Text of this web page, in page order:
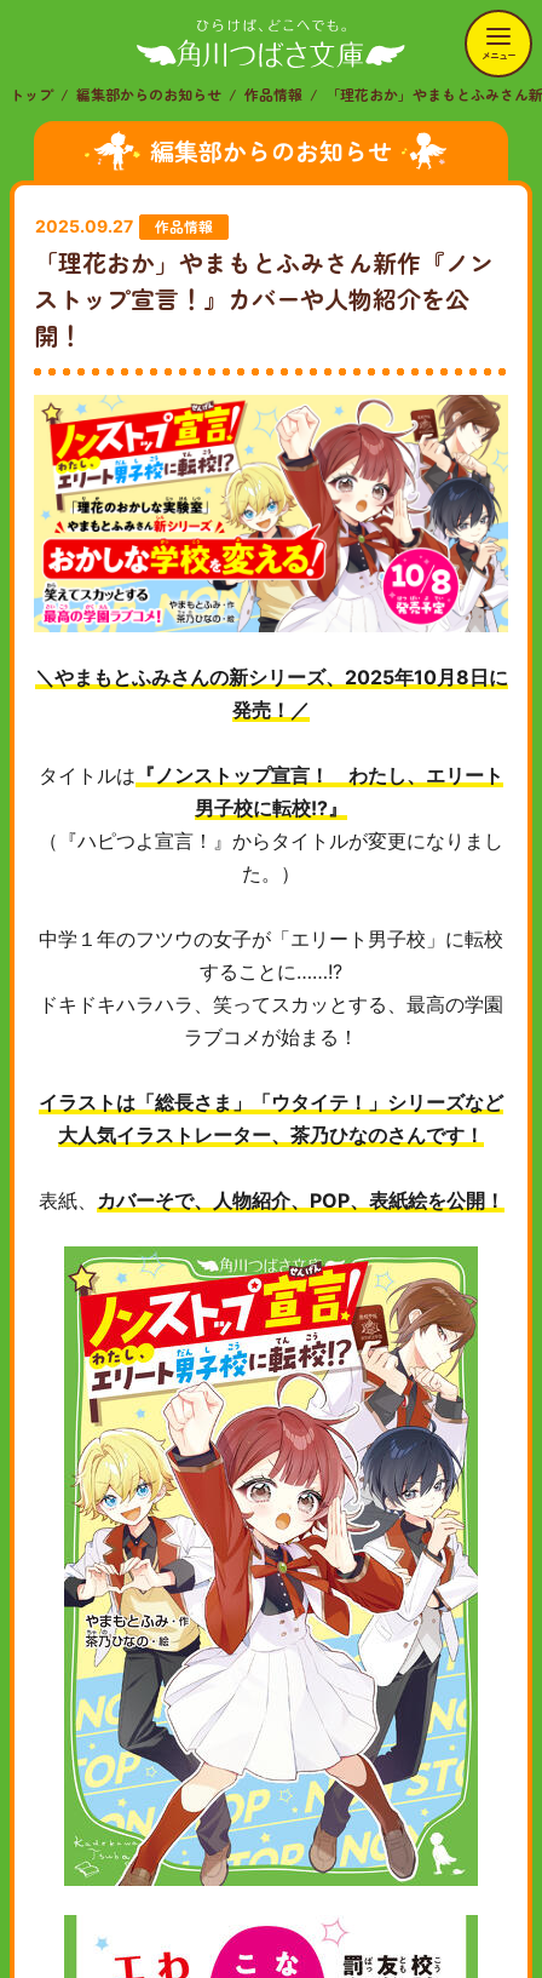
メニュー
トップ 編集部からのお知らせ 作品情報 「理花おか」やまもとふみさ
編集部からのお知らせ
2025.09.27 作品情報
「理花おか」やまもとふみさん新作『ノン
ストップ宣言！』カバーや人物紹介を公
開！
＼やまもとふみさんの新シリーズ、2025年10月8日に
発売！／
タイトルは 『ノンストップ宣言！ わたし、エリート
男子校に転校!?』
（『ハピつよ宣言！』からタイトルが変更になりまし
た。）
中学１年のフツウの女子が「エリート男子校」に転校
することに……!?
ドキドキハラハラ、笑ってスカッとする、最高の学園
ラブコメが始まる！
イラストは「総長さま」「ウタイテ！」シリーズなど
大人気イラストレーター、茶乃ひなのさんです！
表紙、 カバーそで、人物紹介、POP、表紙絵を公開！